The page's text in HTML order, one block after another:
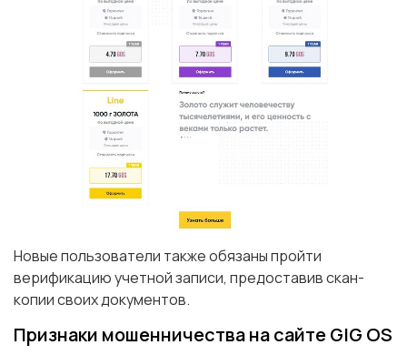
Новые пользователи также обязаны пройти
верификацию учетной записи, предоставив скан-
копии своих документов.
Признаки мошенничества на сайте GIG OS